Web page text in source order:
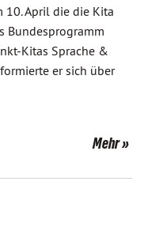
10. April die die Kita
Bundesprogramm
Kitas Sprache &
er sich über
Mehr